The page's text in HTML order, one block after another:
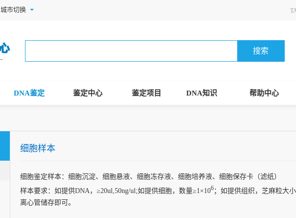
城市切换
搜索
DNA鉴定 鉴定中心 鉴定项目 DNA知识 帮助中心
细胞样本
细胞鉴定样本：细胞沉淀、细胞悬液、细胞冻存液、细胞培养液、细胞保存卡（滤纸）
样本要求：如提供DNA，≥20ul,50ng/ul;如提供细胞，数量≥1×106；如提供组织，芝麻粒大
离心管储存即可。